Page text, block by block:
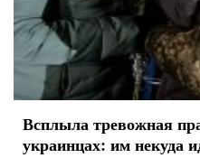
Всплыла тревожная
украинцах: им некуда